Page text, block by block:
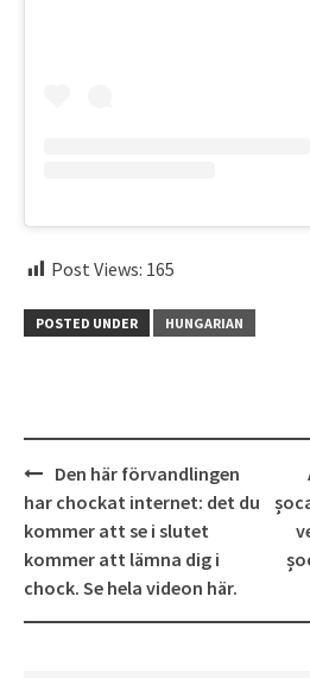
Post Views: 165
POSTED UNDER HUNGARIAN
Post
navigation
Den här förvandlingen
har chockat internet: det du
kommer att se i slutet
kommer att lämna dig i
chock. Se hela videon här.